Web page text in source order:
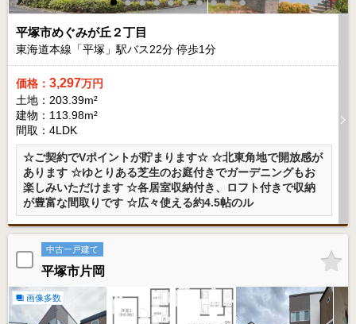
平塚市めぐみが丘２丁目
東海道本線「平塚」駅バス22分 停歩1分
価格： 3,297万円
土地：203.39m²
建物：113.98m²
間取：4LDK
☆ご契約でVポイントが貯まります☆ ☆北東角地で開放感が
あります ☆ゆとりある芝生のお庭付きでガーデニングもお
楽しみいただけます ☆各居室収納付き、ロフト付きで収納
が豊富な間取りです ☆広々使える約4.5帖のル
中古一戸建て
平塚市片岡
画像多数